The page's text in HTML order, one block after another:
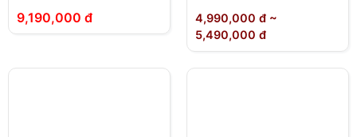
9,190,000 đ
4,990,000 đ ~
5,490,000 đ